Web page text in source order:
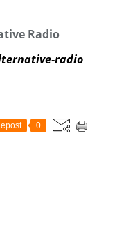
Radio
radio
0